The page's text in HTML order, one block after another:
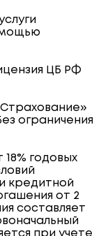
ЦБ РФ
ограничения
годовых
кредитной
от 2
составляет
при учете